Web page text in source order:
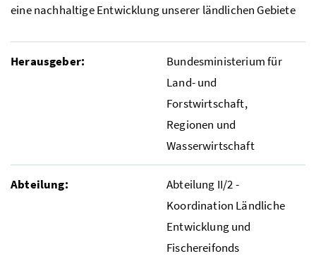
eine nachhaltige Entwicklung unserer ländlichen Gebiete
Herausgeber:
Bundesministerium für
Land- und
Forstwirtschaft,
Regionen und
Wasserwirtschaft
Abteilung:
Abteilung II/2 -
Koordination Ländliche
Entwicklung und
Fischereifonds